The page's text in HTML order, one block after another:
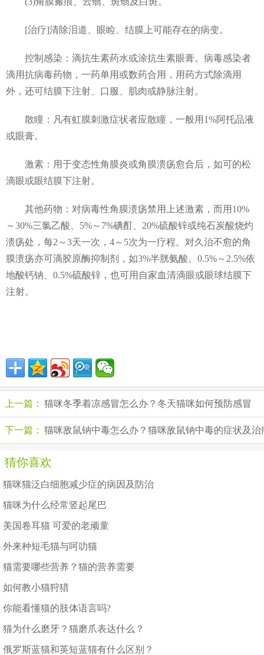
[治疗]清除泪道、眼睑、结膜上可能存在的病变。
控制感染：滴抗生素药水或涂抗生素眼膏。病毒感染者
滴用抗病毒药物，一药单用或数药合用，用药方式除滴用
外，还可结膜下注射、口服、肌肉或静脉注射。
散瞳：凡有虹膜刺激症状者应散瞳，一般用1%阿托品液
或眼膏。
激素：用于变态性角膜炎或角膜溃疡愈合后，如可的松
滴眼或眼结膜下注射。
其他药物：对病毒性角膜溃疡禁用上述激素，而用10%
～30%三氯乙酸、5%～7%碘酊、20%硫酸锌或纯石炭酸烧灼
溃疡处，每2～3天一次，4～5次为一疗程。对久治不愈的角
膜溃疡亦可滴胶原酶抑制剂，如3%半胱氨酸、0.5%～2.5%依
地酸钙钠、0.5%硫酸锌，也可用自家血清滴眼或眼球结膜下
注射。
上一篇： 猫咪冬季着凉感冒怎么办？冬天猫咪如何预防感冒
下一篇： 猫咪敌鼠钠中毒怎么办？猫咪敌鼠钠中毒的症状及治
猜你喜欢
猫咪猫泛白细胞减少症的病因及防治
猫咪为什么经常竖起尾巴
美国卷耳猫 可爱的老顽童
外来种短毛猫与呵叻猫
猫需要哪些营养？猫的营养需要
如何教小猫狩猎
你能看懂猫的肢体语言吗?
猫为什么磨牙？猫磨爪表达什么？
俄罗斯蓝猫和英短蓝猫有什么区别？